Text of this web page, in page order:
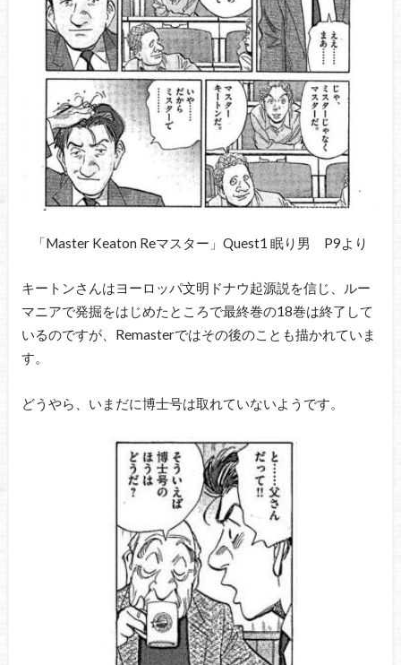
「Master Keaton Reマスター」Quest1 眠り男 P9より
キートンさんはヨーロッパ文明ドナウ起源説を信じ、ルー
マニアで発掘をはじめたところで最終巻の18巻は終了して
いるのですが、Remasterではその後のことも描かれていま
す。
どうやら、いまだに博士号は取れていないようです。